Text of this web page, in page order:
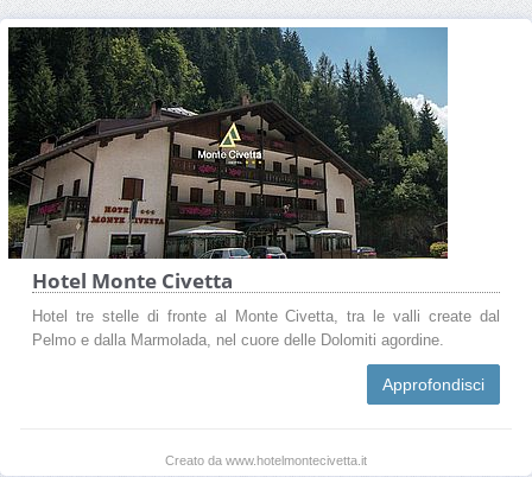
Hotel Monte Civetta
Hotel tre stelle di fronte al Monte Civetta, tra le valli create dal
Pelmo e dalla Marmolada, nel cuore delle Dolomiti agordine.
Approfondisci
Creato da www.hotelmontecivetta.it